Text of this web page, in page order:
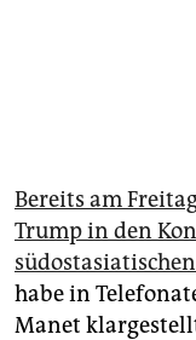
Bereits am
Trump in den
habe in
Manet